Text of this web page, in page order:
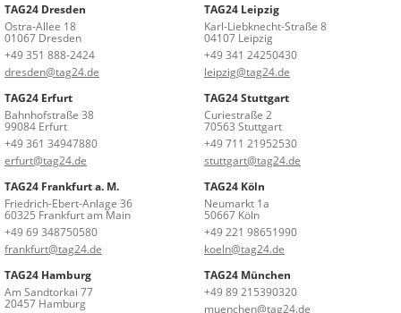
TAG24 Dresden
Ostra-Allee 18
01067 Dresden
+49 351 888-2424
dresden@tag24.de
TAG24 Leipzig
Karl-Liebknecht-Straße 8
04107 Leipzig
+49 341 24250430
leipzig@tag24.de
TAG24 Erfurt
Bahnhofstraße 38
99084 Erfurt
+49 361 34947880
erfurt@tag24.de
TAG24 Stuttgart
Curiestraße 2
70563 Stuttgart
+49 711 21952530
stuttgart@tag24.de
TAG24 Frankfurt a. M.
Friedrich-Ebert-Anlage 36
60325 Frankfurt am Main
+49 69 348750580
frankfurt@tag24.de
TAG24 Köln
Neumarkt 1a
50667 Köln
+49 221 98651990
koeln@tag24.de
TAG24 Hamburg
Am Sandtorkai 77
20457 Hamburg
TAG24 München
+49 89 215390320
muenchen@tag24.de